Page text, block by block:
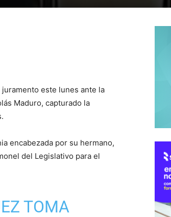
este lunes ante la
Maduro, capturado la
encabezada por su hermano,
del Legislativo para el
TOMA